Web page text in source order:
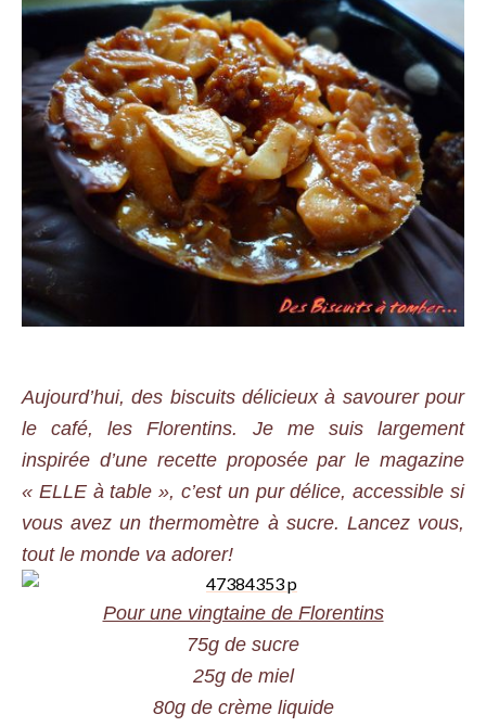
Aujourd’hui, des biscuits délicieux à savourer pour
le café, les Florentins. Je me suis largement
inspirée d’une recette proposée par le magazine
« ELLE à table », c’est un pur délice, accessible si
vous avez un thermomètre à sucre. Lancez vous,
tout le monde va adorer!
Pour une vingtaine de Florentins
75g de sucre
25g de miel
80g de crème liquide